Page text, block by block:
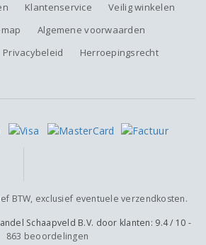
Klantenservice
Veilig winkelen
Algemene voorwaarden
Privacybeleid Herroepingsrecht
BTW, exclusief eventuele verzendkosten.
Schaapveld B.V. door klanten: 9.4/ 10 -
863 beoordelingen